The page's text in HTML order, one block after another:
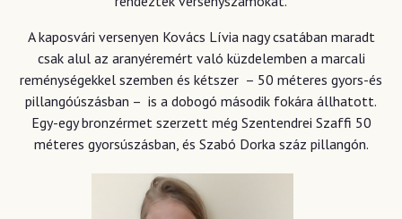
A kaposvári versenyen Kovács Lívia nagy csatában maradt
csak alul az aranyéremért való küzdelemben a marcali
reménységekkel szemben és kétszer – 50 méteres gyors-és
pillangóúszásban – is a dobogó második fokára állhatott.
Egy-egy bronzérmet szerzett még Szentendrei Szaffi 50
méteres gyorsúszásban, és Szabó Dorka száz pillangón.